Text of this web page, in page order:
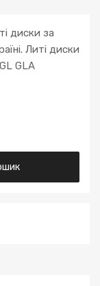
диски за
Литі диски
GLA